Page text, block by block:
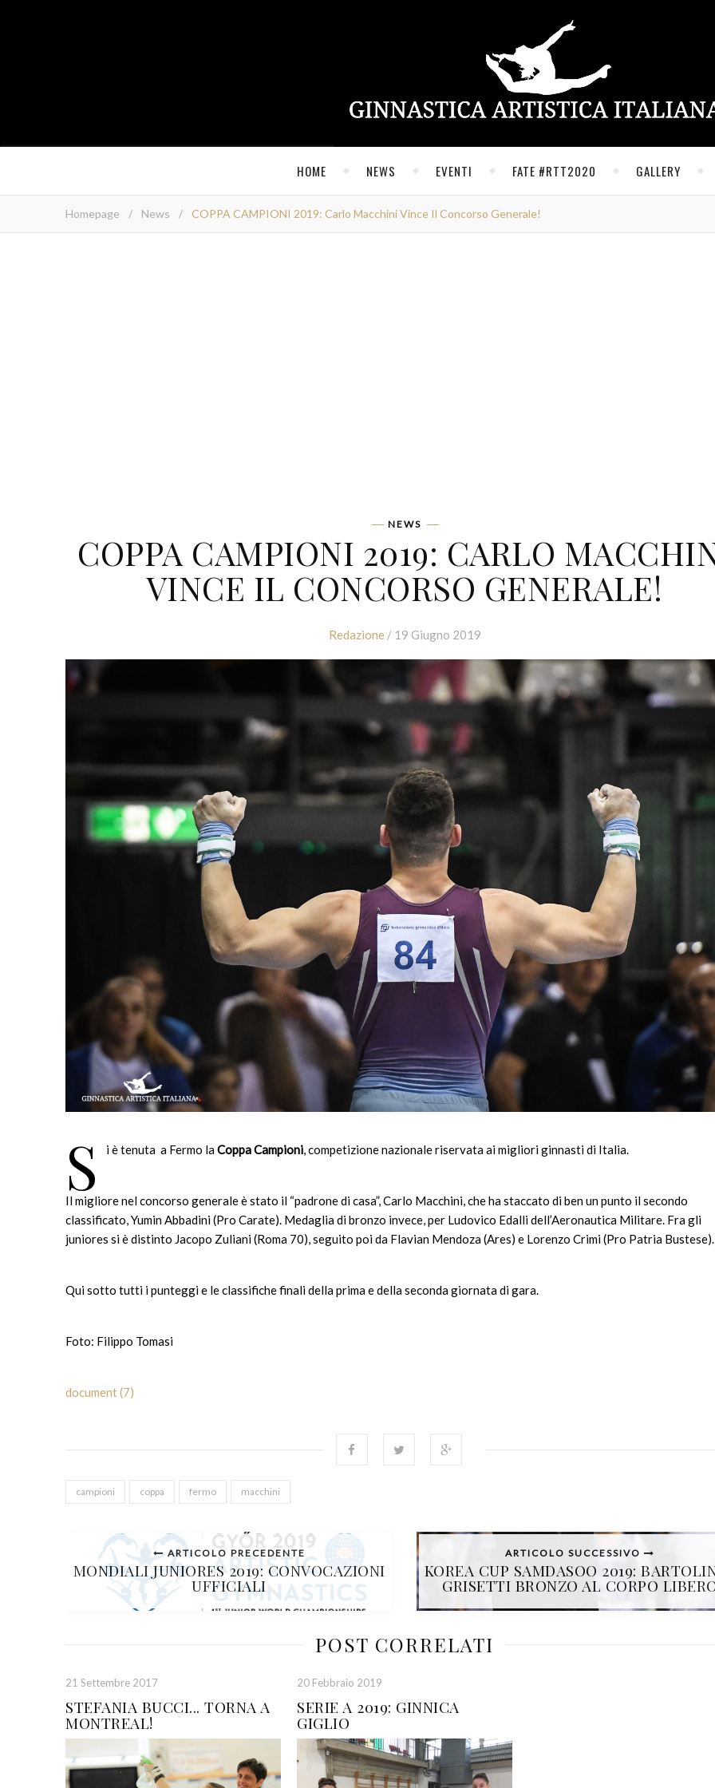
HOME NEWS EVENTI FATE #RTT2020 GALLERY
Homepage / News / COPPA CAMPIONI 2019: Carlo Macchini Vince Il Concorso Generale!
NEWS
COPPA CAMPIONI 2019: CARLO
VINCE IL CONCORSO GENERALE!
Redazione/ 19 Giugno 2019
S i è tenuta a Fermo laCoppa Campioni, competizione nazionale riservata ai migliori ginnasti di Italia.
Il migliore nel concorso generale è stato il “padrone di casa”, Carlo Macchini, che ha staccato di ben un punto il secondo
classificato, Yumin Abbadini (Pro Carate). Medaglia di bronzo invece, per Ludovico Edalli dell’Aeronautica Militare. Fra gli
juniores si è distinto Jacopo Zuliani (Roma 70), seguito poi da Flavian Mendoza (Ares) e Lorenzo Crimi (Pro Patria Bustese).
Qui sotto tutti i punteggi e le classifiche finali della prima e della seconda giornata di gara.
Foto: Filippo Tomasi
document (7)
campioni coppa fermo macchini
ARTICOLO PRECEDENTE
MONDIALI JUNIORES 2019: CONVOCAZIONI
UFFICIALI
ARTICOLO SUCCESSIVO
KOREA CUP SAMDASOO 2019:
GRISETTI BRONZO AL CORPO
POST CORRELATI
21 Settembre 2017
STEFANIA BUCCI... TORNA A
MONTREAL!
20 Febbraio 2019
SERIE A 2019: GINNICA
GIGLIO